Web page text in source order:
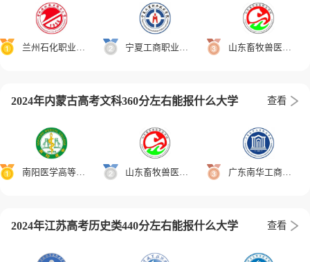
兰州石化职业技术大学 宁夏工商职业技术学院 山东畜牧兽医职业学院
2024年内蒙古高考文科360分左右能报什么大学 查看
南阳医学高等专科学校 山东畜牧兽医职业学院 广东南华工商职业学院
2024年江苏高考历史类440分左右能报什么大学 查看